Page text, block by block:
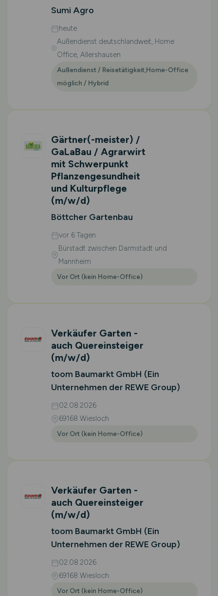
Sumi Agro
heute
Außendienst deutschlandweit, Home
Office, Allershausen
Außendienst / Reisetätigkeit,Home-Office
möglich / Hybrid
Gärtner(-meister) /
GaLaBau / Agrarwirt
mit Schwerpunkt
Pflanzengesundheit
und Kulturpflege
(m/w/d)
Böttcher Gartenbau
vor 6 Tagen
Bürstadt zwischen Darmstadt und
Mannheim
Vor Ort (kein Home-Office)
Verkäufer Garten -
auch Quereinsteiger
(m/w/d)
toom Baumarkt GmbH (Ein
Unternehmen der REWE Group)
02.08.2026
69168 Wiesloch
Vor Ort (kein Home-Office)
Verkäufer Garten -
auch Quereinsteiger
(m/w/d)
toom Baumarkt GmbH (Ein
Unternehmen der REWE Group)
02.08.2026
69168 Wiesloch
Vor Ort (kein Home-Office)